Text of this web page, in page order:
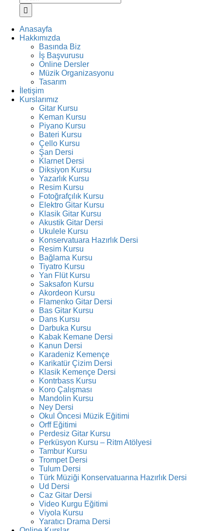
Anasayfa
Hakkımızda
Basında Biz
İş Başvurusu
Online Dersler
Müzik Organizasyonu
Tasarım
İletişim
Kurslarımız
Gitar Kursu
Keman Kursu
Piyano Kursu
Bateri Kursu
Çello Kursu
Şan Dersi
Klarnet Dersi
Diksiyon Kursu
Yazarlık Kursu
Resim Kursu
Fotoğrafçılık Kursu
Elektro Gitar Kursu
Klasik Gitar Kursu
Akustik Gitar Dersi
Ukulele Kursu
Konservatuara Hazırlık Dersi
Resim Kursu
Bağlama Kursu
Tiyatro Kursu
Yan Flüt Kursu
Saksafon Kursu
Akordeon Kursu
Flamenko Gitar Dersi
Bas Gitar Kursu
Dans Kursu
Darbuka Kursu
Kabak Kemane Dersi
Kanun Dersi
Karadeniz Kemençe
Karikatür Çizim Dersi
Klasik Kemençe Dersi
Kontrbass Kursu
Koro Çalışması
Mandolin Kursu
Ney Dersi
Okul Öncesi Müzik Eğitimi
Orff Eğitimi
Perdesiz Gitar Kursu
Perküsyon Kursu – Ritm Atölyesi
Tambur Kursu
Trompet Dersi
Tulum Dersi
Türk Müziği Konservatuarına Hazırlık Dersi
Ud Dersi
Caz Gitar Dersi
Video Kurgu Eğitimi
Viyola Kursu
Yaratıcı Drama Dersi